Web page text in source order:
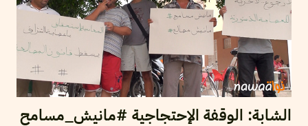
الشابة: الوقفة الإحتجاجية #مانيش_مسامح